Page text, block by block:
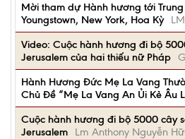
Mời tham dự Hành hương tới
Youngstown, New York, Hoa Kỳ
Video: Cuộc hành hương đi bộ
Jerusalem của hai thiếu nữ Pháp
Hành Hương Đức Mẹ La Vang
Chủ Đề “Mẹ La Vang An Ủi Kẻ Âu
Cuộc hành hương đi bộ 5000 cây
Jerusalem
Lm Anthony Nguyễn